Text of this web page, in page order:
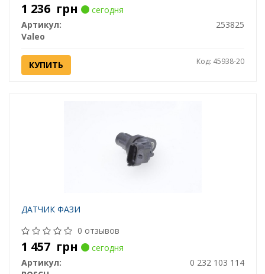
1 236 грн
сегодня
Артикул:
253825
Valeo
КУПИТЬ Код: 45938-20
ДАТЧИК ФАЗИ
0 отзывов
1 457 грн
сегодня
Артикул:
0 232 103 114